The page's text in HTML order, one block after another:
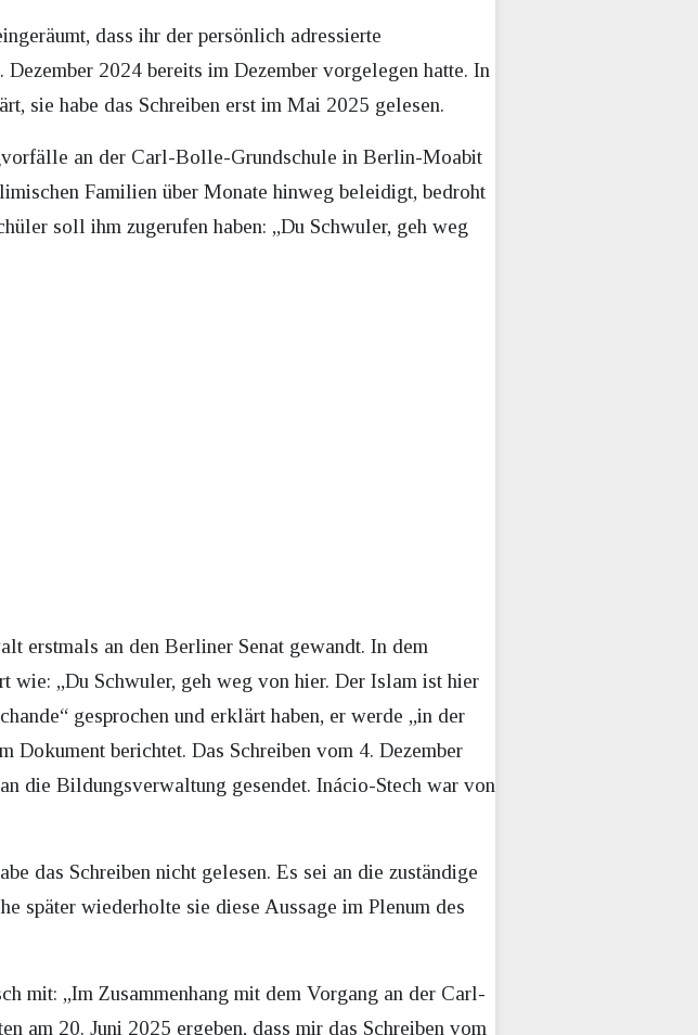
dass ihr der persönlich adressierte
2024 bereits im Dezember vorgelegen hatte. In
sie habe das Schreiben erst im Mai 2025 gelesen.
an der Carl-Bolle-Grundschule in Berlin-Moabit
Familien über Monate hinweg beleidigt, bedroht
soll ihm zugerufen haben: „Du Schwuler, geh weg
erstmals an den Berliner Senat gewandt. In dem
wie: „Du Schwuler, geh weg von hier. Der Islam ist hier
gesprochen und erklärt haben, er werde „in der
berichtet. Das Schreiben vom 4. Dezember
die Bildungsverwaltung gesendet. Inácio-Stech war von
das Schreiben nicht gelesen. Es sei an die zuständige
später wiederholte sie diese Aussage im Plenum des
mit: „Im Zusammenhang mit dem Vorgang an der Carl-
am 20. Juni 2025 ergeben, dass mir das Schreiben vom